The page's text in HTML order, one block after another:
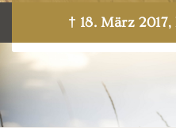
† 18. März